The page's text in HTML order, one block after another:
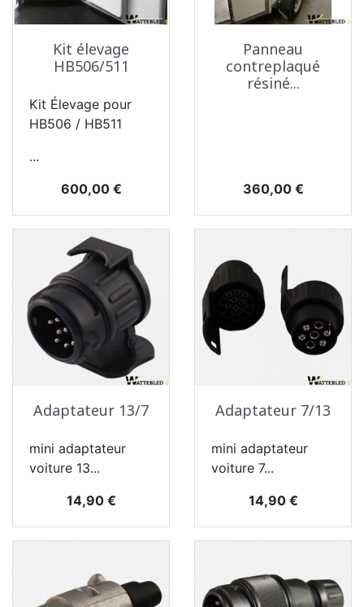
Kit élevage
HB506/511
Kit Élevage pour
HB506 / HB511
...
Prix
600,00 €
Panneau
contreplaqué
résiné...
Prix
360,00 €
Adaptateur 13/7
mini adaptateur
voiture 13...
Prix
14,90 €
Adaptateur 7/13
mini adaptateur
voiture 7...
Prix
14,90 €